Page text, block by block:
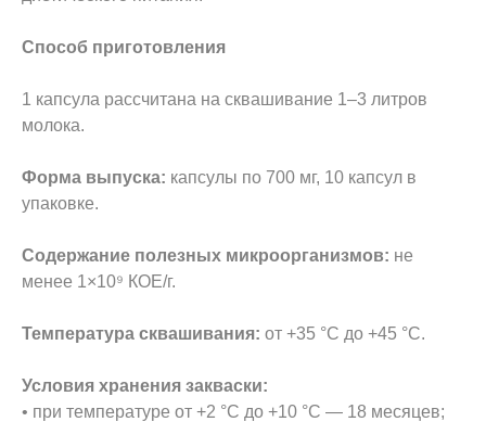
Способ приготовления
1 капсула рассчитана на сквашивание 1–3 литров
молока.
Форма выпуска: капсулы по 700 мг, 10 капсул в
упаковке.
Содержание полезных микроорганизмов: не
менее 1×10⁹ КОЕ/г.
Температура сквашивания: от +35 °С до +45 °С.
Условия хранения закваски:
• при температуре от +2 °С до +10 °С — 18 месяцев;